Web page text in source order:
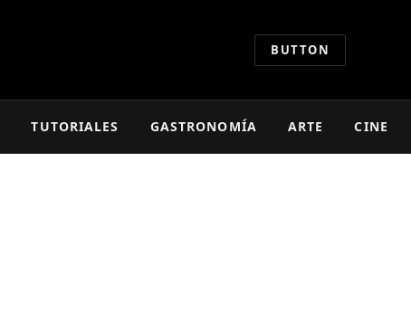
BUTTON
TUTORIALES GASTRONOMÍA ARTE CINE